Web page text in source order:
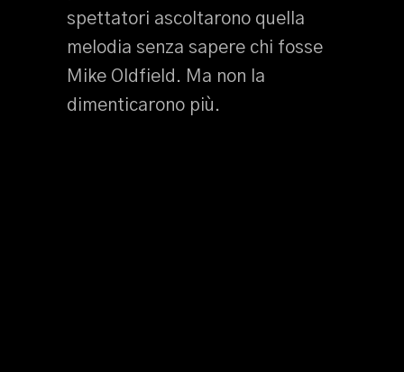
spettatori ascoltarono quella
melodia senza sapere chi fosse
Mike Oldfield. Ma non la
dimenticarono più.